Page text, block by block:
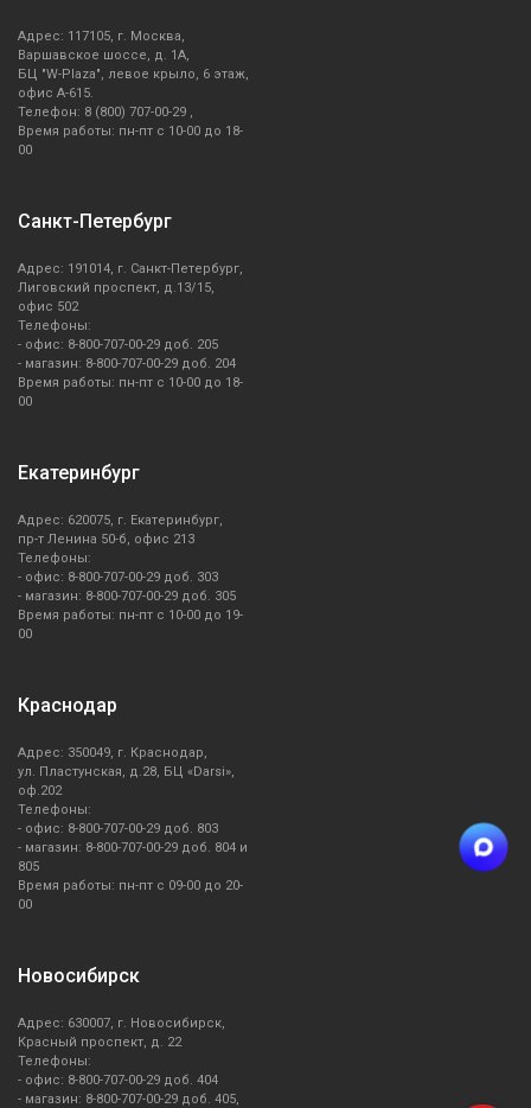
Адрес: 117105, г. Москва,
Варшавское шоссе, д. 1А,
БЦ "W-Plaza", левое крыло, 6 этаж,
офис А-615.
Телефон: 8 (800) 707-00-29 ,
Время работы: пн-пт с 10-00 до 18-
00
Санкт-Петербург
Адрес: 191014, г. Санкт-Петербург,
Лиговский проспект, д.13/15,
офис 502
Телефоны:
- офис: 8-800-707-00-29 доб. 205
- магазин: 8-800-707-00-29 доб. 204
Время работы: пн-пт с 10-00 до 18-
00
Екатеринбург
Адрес: 620075, г. Екатеринбург,
пр-т Ленина 50-б, офис 213
Телефоны:
- офис: 8-800-707-00-29 доб. 303
- магазин: 8-800-707-00-29 доб. 305
Время работы: пн-пт с 10-00 до 19-
00
Краснодар
Адрес: 350049, г. Краснодар,
ул. Пластунская, д.28, БЦ «Darsi»,
оф.202
Телефоны:
- офис: 8-800-707-00-29 доб. 803
- магазин: 8-800-707-00-29 доб. 804 и
805
Время работы: пн-пт с 09-00 до 20-
00
Новосибирск
Адрес: 630007, г. Новосибирск,
Красный проспект, д. 22
Телефоны:
- офис: 8-800-707-00-29 доб. 404
- магазин: 8-800-707-00-29 доб. 405,